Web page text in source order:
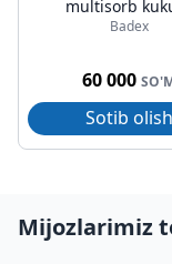
multisorb
Badex
60 000
Sotib olish
Mijozlarimiz